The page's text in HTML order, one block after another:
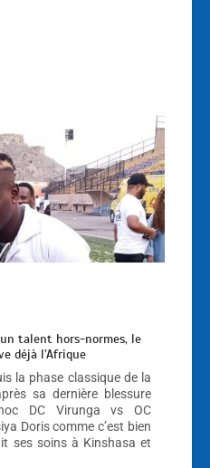
un talent hors-normes, le
déjà l’Afrique
la phase classique de la
sa dernière blessure
DC Virunga vs OC
Doris comme c’est bien
ses soins à Kinshasa et